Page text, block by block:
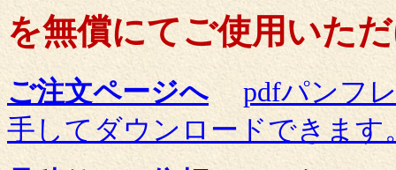
を無償にてご使用いた
ご注文ページへ
pdfパンフ
手してダウンロードできます